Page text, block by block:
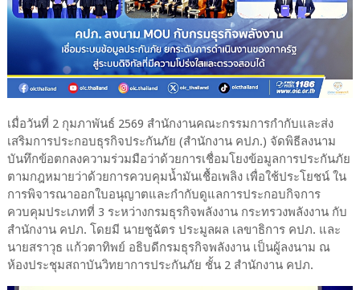
เมื่อวันที่ 2 กุมภาพันธ์ 2569 สำนักงานคณะกรรมการกำกับและส่ง
เสริมการประกอบธุรกิจประกันภัย (สำนักงาน คปภ.) จัดพิธีลงนาม
บันทึกข้อตกลงความร่วมมือว่าด้วยการเชื่อมโยงข้อมูลการประกันภัย
ตามกฎหมายว่าด้วยการควบคุมน้ำมันเชื้อเพลิง เพื่อใช้ประโยชน์ ใน
การพิจารณาออกใบอนุญาตและกำกับดูแลการประกอบกิจการ
ควบคุมประเภทที่ 3 ระหว่างกรมธุรกิจพลังงาน กระทรวงพลังงาน กับ
สำนักงาน คปภ. โดยมี นายชูฉัตร ประมูลผล เลขาธิการ คปภ. และ
นายสราวุธ แก้วตาทิพย์ อธิบดีกรมธุรกิจพลังงาน เป็นผู้ลงนาม ณ
ห้องประชุมสถาบันวิทยาการประกันภัย ชั้น 2 สำนักงาน คปภ.